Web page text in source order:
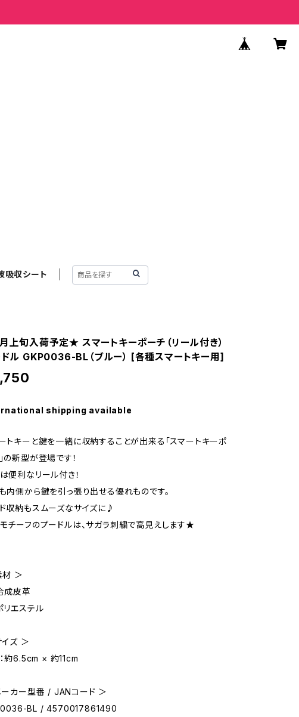
吸収シート
上旬入荷予定★ スマートキーポーチ（リール付き）
ル GKP0036-BL（ブルー） [各種スマートキー用]
shipping available
トキーと鍵を一緒に収納することが出来る「スマートキーポ
の新型が登場です！
便利なリール付き！
内側から鍵を引っ張り出せる優れものです。
収納もスムーズなサイズに♪
チーフのプードルは、サガラ刺繍で高見えします★
材 ＞
成皮革
リエステル
ズ ＞
約6.5cm × 約11cm
ーカー型番 / JANコード ＞
BL / 4570017861490